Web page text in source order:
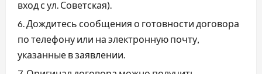
вход с ул. Советская).
Дождитесь сообщения о готовности договора
по телефону или на электронную почту,
указанные в заявлении.